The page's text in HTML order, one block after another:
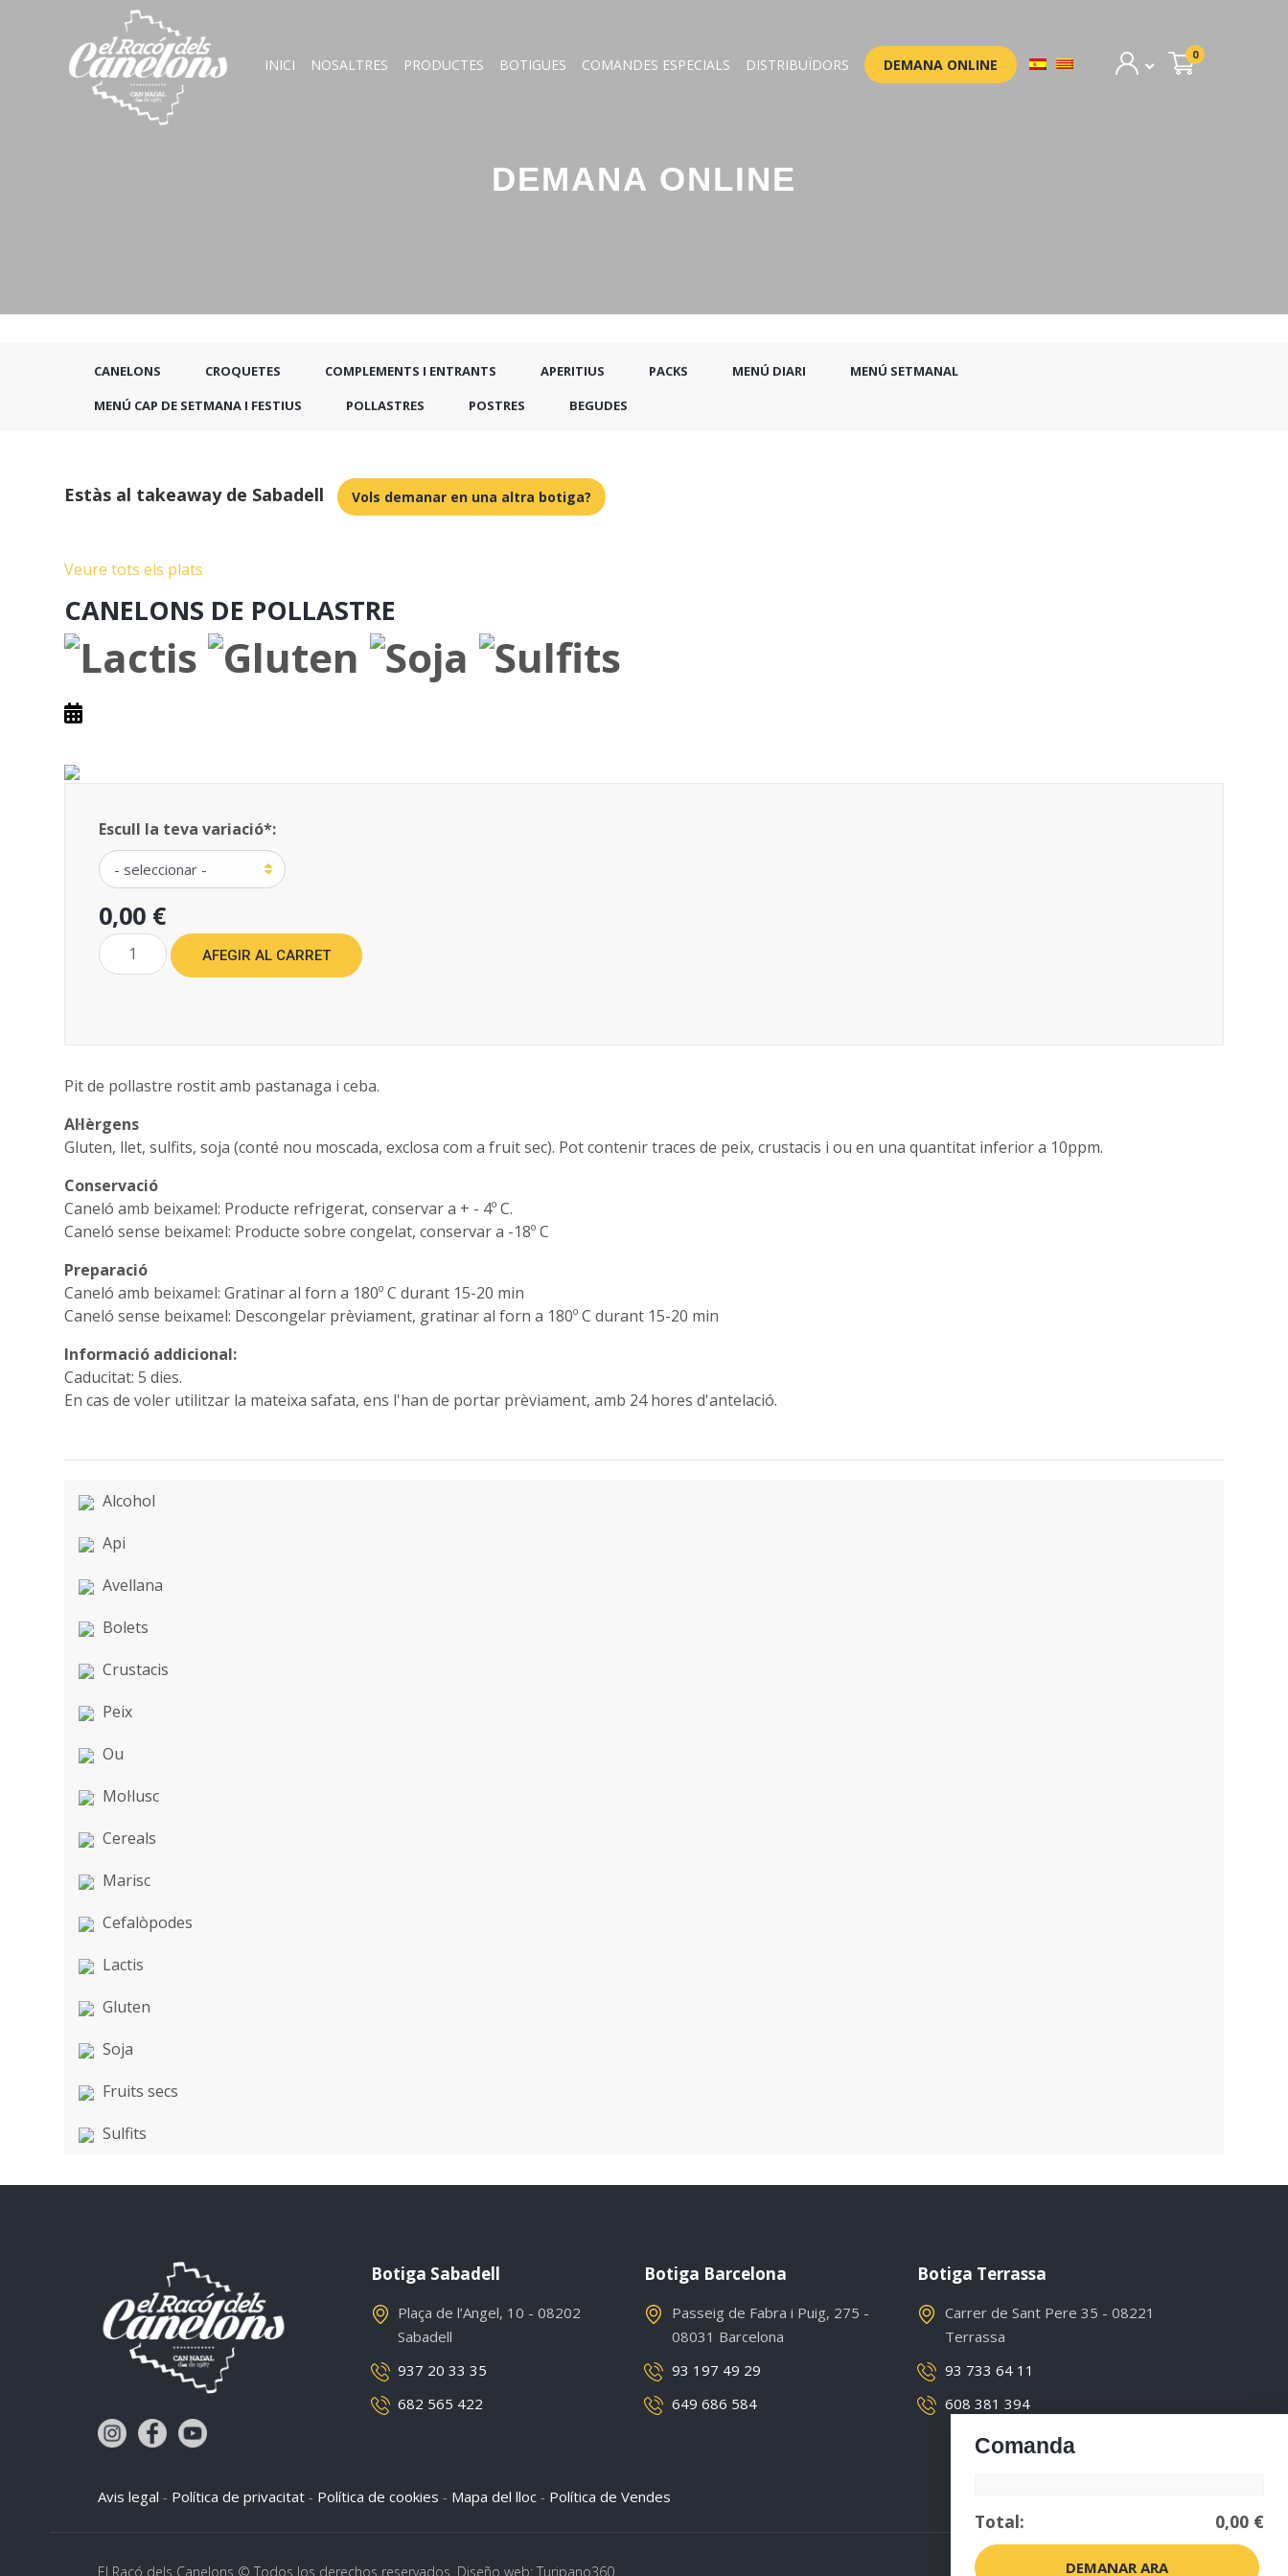
INICI NOSALTRES PRODUCTES BOTIGUES COMANDES ESPECIALS DISTRIBUÏDORS DEMANA ONLINE
0
DEMANA ONLINE
CANELONS CROQUETES COMPLEMENTS I ENTRANTS APERITIUS PACKS MENÚ DIARI
MENÚ SETMANAL
MENÚ CAP DE SETMANA I FESTIUS
POLLASTRES POSTRES BEGUDES
Estàs al takeaway de Sabadell Vols demanar en una altra botiga?
Veure tots els plats
CANELONS DE POLLASTRE
Escull la teva variació*:
0,00 €
AFEGIR AL CARRET
Pit de pollastre rostit amb pastanaga i ceba.
Al·lèrgens
Gluten, llet, sulfits, soja (conté nou moscada, exclosa com a fruit sec). Pot contenir traces de peix, crustacis i ou en una quantitat inferior a 10ppm.
Conservació
Caneló amb beixamel: Producte refrigerat, conservar a + - 4º C.
Caneló sense beixamel: Producte sobre congelat, conservar a -18º C
Preparació
Caneló amb beixamel: Gratinar al forn a 180º C durant 15-20 min
Caneló sense beixamel: Descongelar prèviament, gratinar al forn a 180º C durant 15-20 min
Informació addicional:
Caducitat: 5 dies.
En cas de voler utilitzar la mateixa safata, ens l'han de portar prèviament, amb 24 hores d'antelació.
Alcohol
Api
Avellana
Bolets
Crustacis
Peix
Ou
Mol·lusc
Cereals
Marisc
Cefalòpodes
Lactis
Gluten
Soja
Fruits secs
Sulfits
Botiga Sabadell
Plaça de l’Angel, 10 - 08202
Sabadell
937 20 33 35
682 565 422
Botiga Barcelona
Passeig de Fabra i Puig, 275 -
08031 Barcelona
93 197 49 29
649 686 584
Botiga Terrassa
Carrer de Sant Pere 35 - 08221
Terrassa
93 733 64 11
608 381 394
Avis legal - Política de privacitat - Política de cookies - Mapa del lloc - Política de Vendes
El Racó dels Canelons © Todos los derechos reservados. Diseño web: Turipano360
Comanda
Total: 0,00 €
DEMANAR ARA